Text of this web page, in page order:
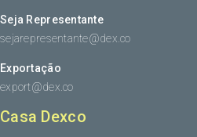
Seja Representante
sejarepresentante@dex.co
Exportação
export@dex.co
Casa Dexco